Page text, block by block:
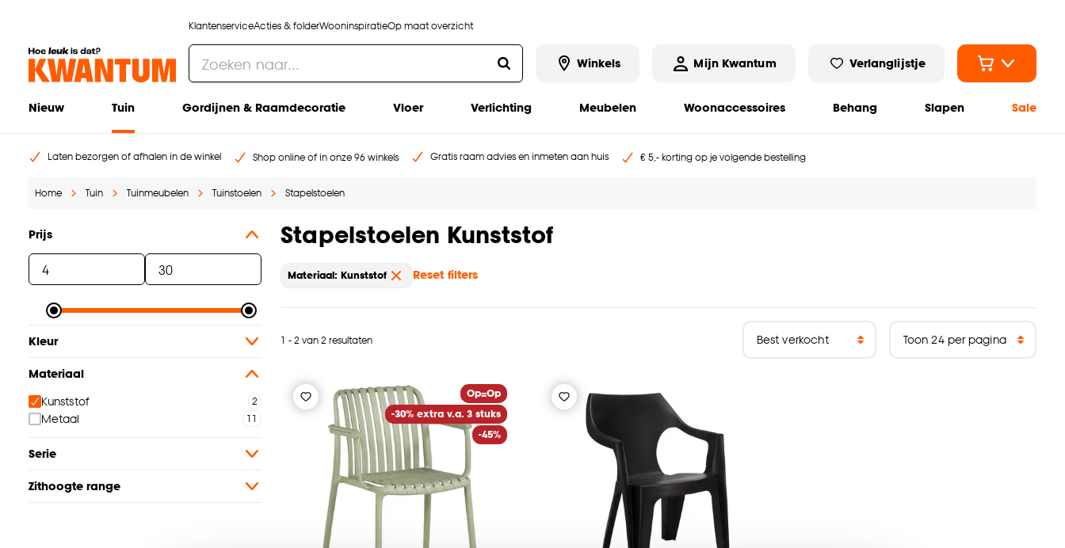
KlantenserviceActies & folderWooninspiratieOp maat overzicht
Winkels Mijn Kwantum Verlanglijstje
Nieuw Tuin Gordijnen & Raamdecoratie Vloer Verlichting Meubelen Woonaccessoires Behang Slapen Sale
Laten bezorgen of afhalen in de winkel Shop online of in onze 96 winkels Gratis raam advies en inmeten aan huis € 5,- korting op je volgende bestelling
Home Tuin Tuinmeubelen Tuinstoelen Stapelstoelen
Prijs
Kleur
Materiaal
Kunststof
Metaal
Serie
Zithoogte range
Stapelstoelen Kunststof
Materiaal: Kunststof Reset filters
1 - 2 van 2 resultaten
Op=Op
-30% extra v.a. 3 stuks
-45%